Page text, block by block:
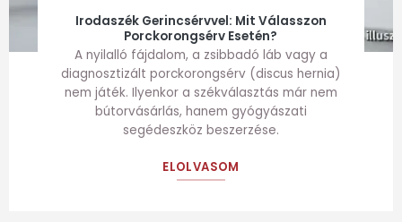
Irodaszék Gerincsérvvel: Mit Válasszon
Porckorongsérv Esetén?
A nyilalló fájdalom, a zsibbadó láb vagy a
diagnosztizált porckorongsérv (discus hernia)
nem játék. Ilyenkor a székválasztás már nem
bútorvásárlás, hanem gyógyászati
segédeszköz beszerzése.
ELOLVASOM